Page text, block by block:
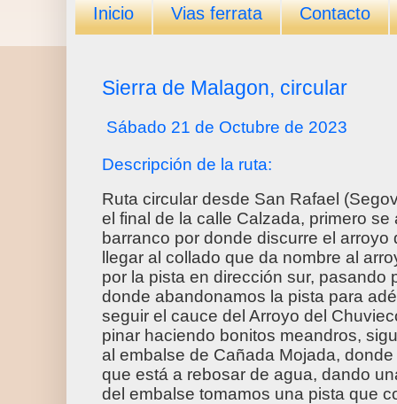
Inicio Vias ferrata Contacto
Sierra de Malagon, circular
Sábado 21 de Octubre de 2023
Descripción de la ruta:
Ruta circular desde San Rafael
el final de la calle Calzada, primero
barranco por donde discurre el arroyo
llegar al collado que da nombre al
por la pista en dirección sur, pasando
donde abandonamos la pista para
seguir el cauce del Arroyo del
pinar haciendo bonitos meandros,
al embalse de Cañada Mojada,
que está a rebosar de agua, dando
del embalse tomamos una pista que